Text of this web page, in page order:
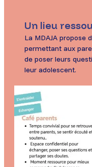
Un lieu
La MDAJA propose
permettant aux
de poser leurs
leur adolescent.